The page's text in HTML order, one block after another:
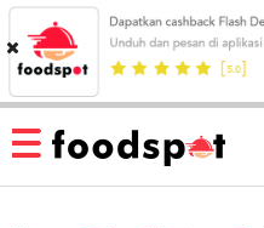
HOME
MENU
RESTAURANT